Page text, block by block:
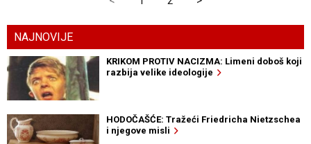
NAJNOVIJE
KRIKOM PROTIV NACIZMA: Limeni doboš koji
razbija velike ideologije
HODOČAŠĆE: Tražeći Friedricha Nietzschea
i njegove misli